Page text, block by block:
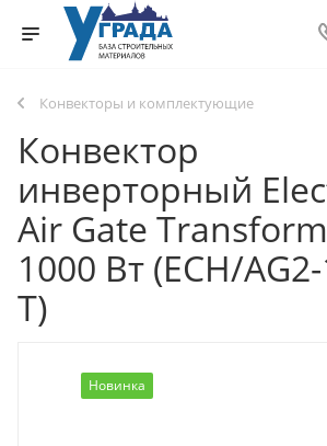
Конвекторы и комплектующие
Конвектор
инверторный
Air Gate
1000 Вт (ECH/
T)
Новинка